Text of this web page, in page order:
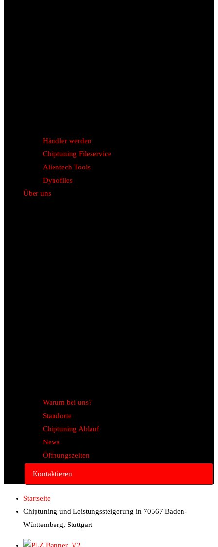
Händler werden
Chiptuning Fileservice
Alientech Tools
Dynofiles
Über uns
Warum bei uns?
Standorte
Chiptuning Ablauf
News
Öffnungszeiten
Kontaktieren
Startseite
Chiptuning und Leistungssteigerung in 70567 Baden-
Württemberg, Stuttgart